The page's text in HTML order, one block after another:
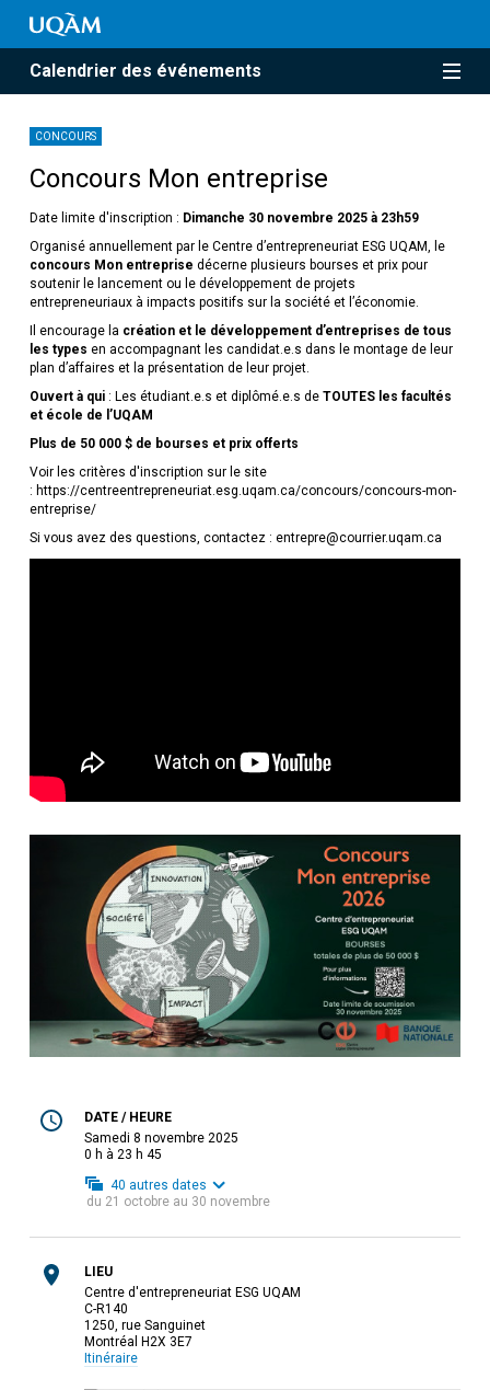
Calendrier des événements
CONCOURS
Concours Mon entreprise
Date limite d'inscription : Dimanche 30 novembre 2025 à 23h59
Organisé annuellement par le Centre d’entrepreneuriat ESG UQAM, le
concours Mon entreprise décerne plusieurs bourses et prix pour
soutenir le lancement ou le développement de projets
entrepreneuriaux à impacts positifs sur la société et l’économie.
Il encourage la création et le développement d’entreprises de tous
les types en accompagnant les candidat.e.s dans le montage de leur
plan d’affaires et la présentation de leur projet.
Ouvert à qui: Les étudiant.e.s et diplômé.e.s de TOUTES les facultés
et école de l’UQAM
Plus de 50 000 $ de bourses et prix offerts
Voir les critères d'inscription sur le site
: https://centreentrepreneuriat.esg.uqam.ca/concours/concours-mon-
entreprise/
Si vous avez des questions, contactez : entrepre@courrier.uqam.ca
DATE / HEURE
samedi 8 novembre 2025
0 h à 23 h 45
40 autres dates
du 21 octobre au 30 novembre
LIEU
Centre d'entrepreneuriat ESG UQAM
C-R140
1250, rue Sanguinet
Montréal H2X 3E7
Itinéraire